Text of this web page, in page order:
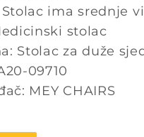
Stolac ima srednje
stolac
Stolac za duže
09710
MEY CHAIRS